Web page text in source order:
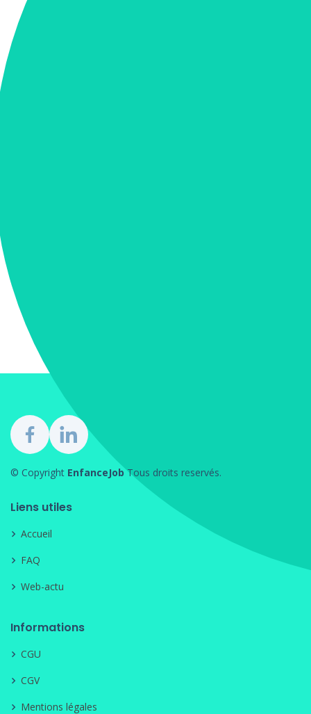
© Copyright EnfanceJob Tous droits reservés.
Liens utiles
Accueil
FAQ
Web-actu
Informations
CGU
CGV
Mentions légales